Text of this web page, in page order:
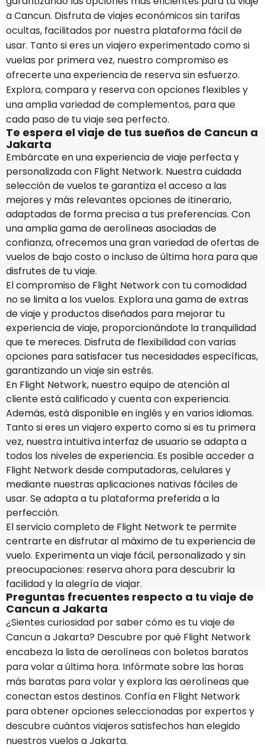
a Cancun. Disfruta de viajes económicos sin tarifas
ocultas, facilitados por nuestra plataforma fácil de
usar. Tanto si eres un viajero experimentado como si
vuelas por primera vez, nuestro compromiso es
ofrecerte una experiencia de reserva sin esfuerzo.
Explora, compara y reserva con opciones flexibles y
una amplia variedad de complementos, para que
cada paso de tu viaje sea perfecto.
Te espera el viaje de tus sueños de Cancun a
Jakarta
Embárcate en una experiencia de viaje perfecta y
personalizada con Flight Network. Nuestra cuidada
selección de vuelos te garantiza el acceso a las
mejores y más relevantes opciones de itinerario,
adaptadas de forma precisa a tus preferencias. Con
una amplia gama de aerolíneas asociadas de
confianza, ofrecemos una gran variedad de ofertas de
vuelos de bajo costo o incluso de última hora para que
disfrutes de tu viaje.
El compromiso de Flight Network con tu comodidad
no se limita a los vuelos. Explora una gama de extras
de viaje y productos diseñados para mejorar tu
experiencia de viaje, proporcionándote la tranquilidad
que te mereces. Disfruta de flexibilidad con varias
opciones para satisfacer tus necesidades específicas,
garantizando un viaje sin estrés.
En Flight Network, nuestro equipo de atención al
cliente está calificado y cuenta con experiencia.
Además, está disponible en inglés y en varios idiomas.
Tanto si eres un viajero experto como si es tu primera
vez, nuestra intuitiva interfaz de usuario se adapta a
todos los niveles de experiencia. Es posible acceder a
Flight Network desde computadoras, celulares y
mediante nuestras aplicaciones nativas fáciles de
usar. Se adapta a tu plataforma preferida a la
perfección.
El servicio completo de Flight Network te permite
centrarte en disfrutar al máximo de tu experiencia de
vuelo. Experimenta un viaje fácil, personalizado y sin
preocupaciones: reserva ahora para descubrir la
facilidad y la alegría de viajar.
Preguntas frecuentes respecto a tu viaje de
Cancun a Jakarta
¿Sientes curiosidad por saber cómo es tu viaje de
Cancun a Jakarta? Descubre por qué Flight Network
encabeza la lista de aerolíneas con boletos baratos
para volar a última hora. Infórmate sobre las horas
más baratas para volar y explora las aerolíneas que
conectan estos destinos. Confía en Flight Network
para obtener opciones seleccionadas por expertos y
descubre cuántos viajeros satisfechos han elegido
nuestros vuelos a Jakarta.